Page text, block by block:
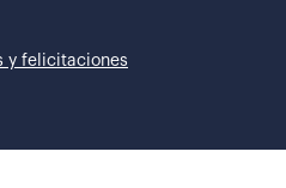
y felicitaciones